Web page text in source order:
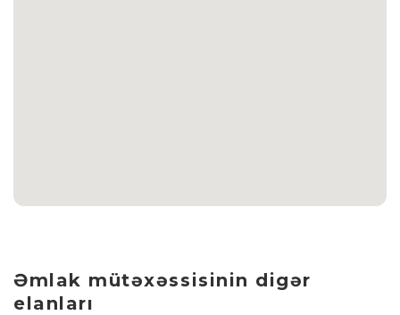
Əmlak mütəxəssisinin digər
elanları